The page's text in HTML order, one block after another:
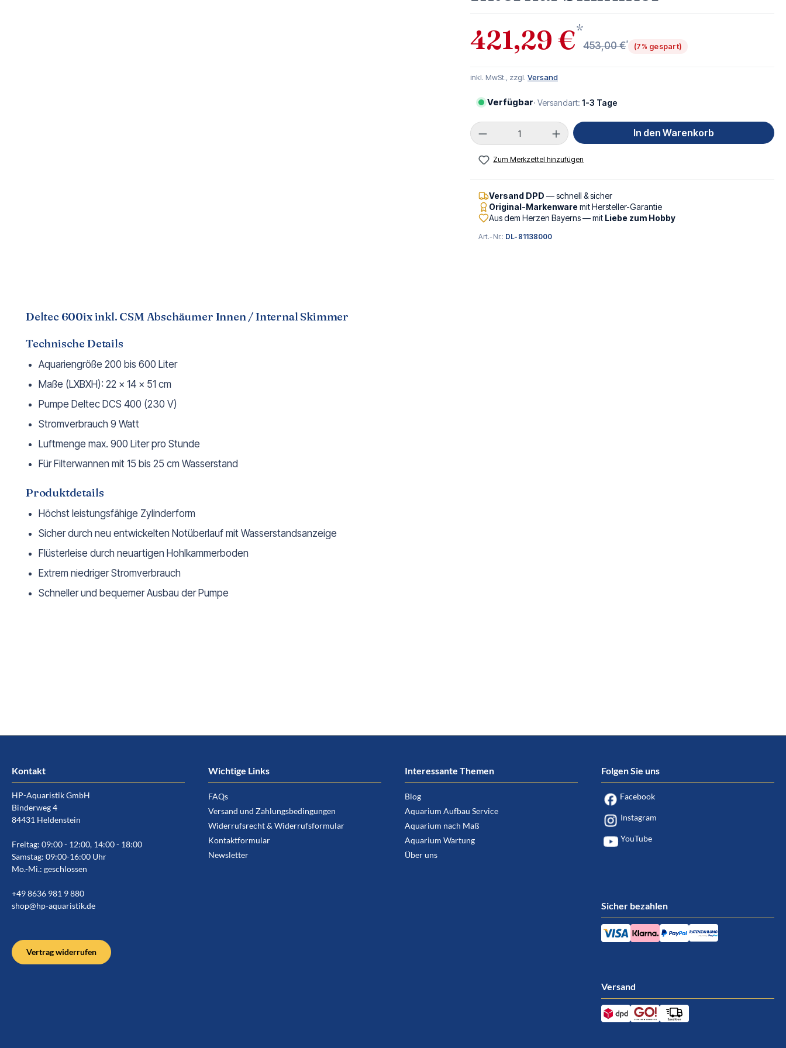
421,29 €*
453,00 €*
(7% gespart)
inkl. MwSt., zzgl. Versand
Verfügbar· Versandart: 1-3 Tage
Produkt Anzahl: Gib den gewünschten Wert ein
In den Warenkorb
Zum Merkzettel hinzufügen
Versand DPD — schnell & sicher
Original-Markenwaremit Hersteller-Garantie
Aus dem Herzen Bayerns — mit Liebe zum Hobby
Art.-Nr.: DL-81138000
Deltec 600ix inkl. CSM Abschäumer Innen / Internal Skimmer
Technische Details
Aquariengröße 200 bis 600 Liter
Maße (LXBXH): 22 x 14 x 51 cm
Pumpe Deltec DCS 400 (230 V)
Stromverbrauch 9 Watt
Luftmenge max. 900 Liter pro Stunde
Für Filterwannen mit 15 bis 25 cm Wasserstand
Produktdetails
Höchst leistungsfähige Zylinderform
Sicher durch neu entwickelten Notüberlauf mit Wasserstandsanzeige
Flüsterleise durch neuartigen Hohlkammerboden
Extrem niedriger Stromverbrauch
Schneller und bequemer Ausbau der Pumpe
Kontakt
HP-Aquaristik GmbH
Binderweg 4
84431 Heldenstein
Freitag: 09:00 - 12:00, 14:00 - 18:00
Samstag: 09:00-16:00 Uhr
Mo.-Mi.: geschlossen
+49 8636 981 9 880
shop@hp-aquaristik.de
Vertrag widerrufen
Wichtige Links
FAQs
Versand und Zahlungsbedingungen
Widerrufsrecht & Widerrufsformular
Kontaktformular
Newsletter
Interessante Themen
Blog
Aquarium Aufbau Service
Aquarium nach Maß
Aquarium Wartung
Über uns
Folgen Sie uns
Facebook
Instagram
YouTube
Sicher bezahlen
Versand